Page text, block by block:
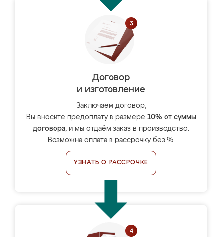
Договор
и изготовление
Заключаем договор,
Вы вносите предоплату в размере 10% от суммы
договора, и мы отдаём заказ в производство.
Возможна оплата в рассрочку без %.
УЗНАТЬ О РАССРОЧКЕ